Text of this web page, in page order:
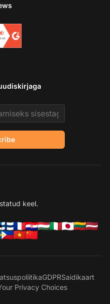
keel.
GDPRSaidikaart
Privacy Choices